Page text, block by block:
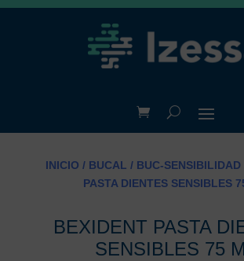
INICIO / BUCAL / BUC-SENSIBILIDAD
PASTA DIENTES SENSIBLES
BEXIDENT PASTA
SENSIBLES 75